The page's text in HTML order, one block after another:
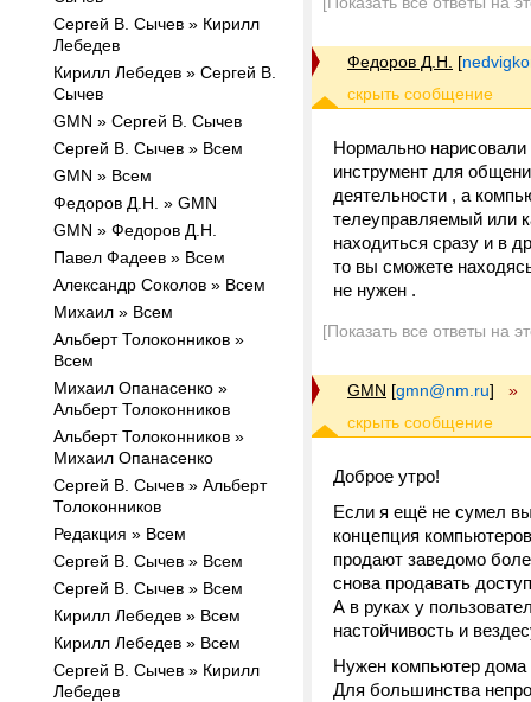
Сергей В. Сычев » Кирилл
Лебедев
Кирилл Лебедев » Сергей В.
Сычев
GMN » Сергей В. Сычев
Сергей В. Сычев » Всем
GMN » Всем
Федоров Д.Н. » GMN
GMN » Федоров Д.Н.
Павел Фадеев » Всем
Александр Соколов » Всем
Михаил » Всем
Альберт Толоконников »
Всем
Михаил Опанасенко »
Альберт Толоконников
Альберт Толоконников »
Михаил Опанасенко
Сергей В. Сычев » Альберт
Толоконников
Редакция » Всем
Сергей В. Сычев » Всем
Сергей В. Сычев » Всем
Кирилл Лебедев » Всем
Кирилл Лебедев » Всем
Сергей В. Сычев » Кирилл
Лебедев
Федоров Д.Н. [
Нормально
инструмент для
деятельности , а
телеуправляемый или
находиться сразу и в
то вы сможете
не нужен .
[Показать все ответы на
GMN [gmn@nm.ru] »
Доброе утро!
Если я ещё не сумел
концепция
продают заведомо
снова продавать
А в руках у
настойчивость и
Нужен компьютер дома
Для большинства